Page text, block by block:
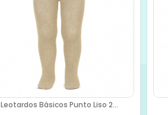
Leotardos Básicos Punto Liso 2...